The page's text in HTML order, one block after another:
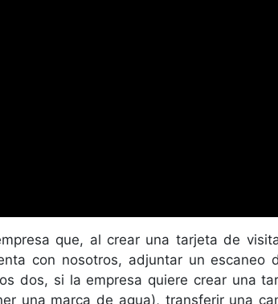
que, al crear una tarjeta de
con nosotros, adjuntar un
dos, si la empresa quiere crear una
una marca de agua), transferir una